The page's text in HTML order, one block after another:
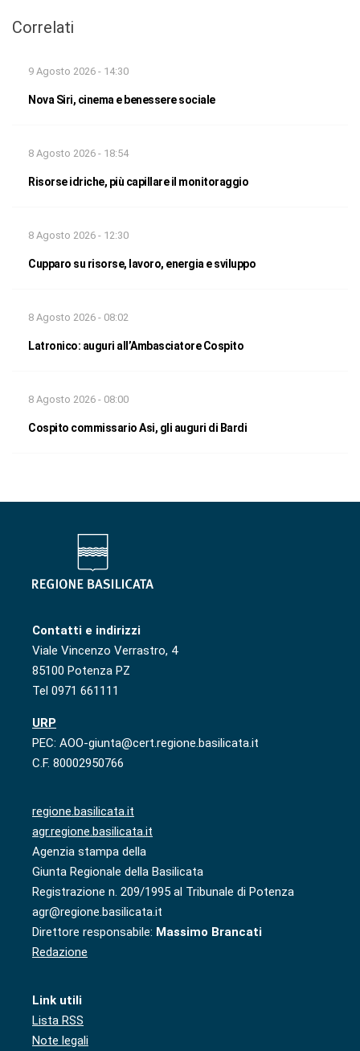
Correlati
9 Agosto 2026 - 14:30
Nova Siri, cinema e benessere sociale
8 Agosto 2026 - 18:54
Risorse idriche, più capillare il monitoraggio
8 Agosto 2026 - 12:30
Cupparo su risorse, lavoro, energia e sviluppo
8 Agosto 2026 - 08:02
Latronico: auguri all’Ambasciatore Cospito
8 Agosto 2026 - 08:00
Cospito commissario Asi, gli auguri di Bardi
Contatti e indirizzi
Viale Vincenzo Verrastro, 4
85100 Potenza PZ
Tel 0971 661111
URP
PEC: AOO-giunta@cert.regione.basilicata.it
C.F. 80002950766
regione.basilicata.it
agr.regione.basilicata.it
Agenzia stampa della
Giunta Regionale della Basilicata
Registrazione n. 209/1995 al Tribunale di Potenza
agr@regione.basilicata.it
Direttore responsabile: Massimo Brancati
Redazione
Link utili
Lista RSS
Note legali